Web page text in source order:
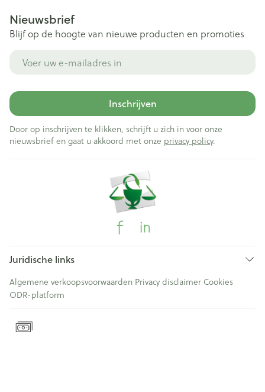
Nieuwsbrief
Blijf op de hoogte van nieuwe producten en promoties
Inschrijven
Door op inschrijven te klikken, schrijft u zich in voor onze
nieuwsbrief en gaat u akkoord met onze privacy policy.
Juridische links
Algemene verkoopsvoorwaarden Privacy disclaimer Cookies
ODR-platform